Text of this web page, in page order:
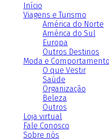
Início
Viagens e Turismo
América do Norte
América do Sul
Europa
Outros Destinos
Moda e Comportamento
O que Vestir
Saúde
Organização
Beleza
Outros
Loja virtual
Fale Conosco
Sobre nós